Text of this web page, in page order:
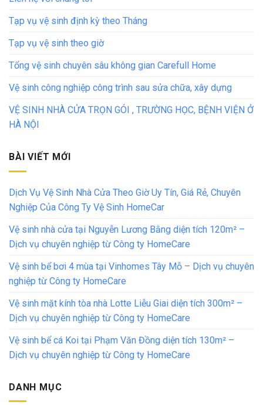
Tạp vụ vệ sinh định kỳ theo Tháng
Tạp vụ vệ sinh theo giờ
Tổng vệ sinh chuyên sâu không gian Carefull Home
Vệ sinh công nghiệp công trình sau sửa chữa, xây dựng
VỆ SINH NHÀ CỬA TRỌN GÓI , TRƯỜNG HỌC, BỆNH VIỆN Ở
HÀ NỘI
BÀI VIẾT MỚI
Dịch Vụ Vệ Sinh Nhà Cửa Theo Giờ Uy Tín, Giá Rẻ, Chuyên
Nghiệp Của Công Ty Vệ Sinh HomeCar
Vệ sinh nhà cửa tại Nguyễn Lương Bằng diện tích 120m² –
Dịch vụ chuyên nghiệp từ Công ty HomeCare
Vệ sinh bể bơi 4 mùa tại Vinhomes Tây Mỗ – Dịch vụ chuyên
nghiệp từ Công ty HomeCare
Vệ sinh mặt kính tòa nhà Lotte Liễu Giai diện tích 300m² –
Dịch vụ chuyên nghiệp từ Công ty HomeCare
Vệ sinh bể cá Koi tại Phạm Văn Đồng diện tích 130m² –
Dịch vụ chuyên nghiệp từ Công ty HomeCare
DANH MỤC